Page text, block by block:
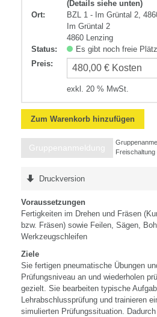
(Details siehe unten)
Ort:
BZL 1 - Im Grüntal 2,
Im Grüntal 2
4860 Lenzing
Status:
Es gibt noch freie
Preis:
exkl. 20 % MwSt.
Zum Warenkorb hinzufügen
Gruppenanmeldung
Freischaltung
Druckversion
Voraussetzungen
Fertigkeiten im Drehen und Fräsen
bzw. Fräsen) sowie Feilen, Sägen,
Werkzeugschleifen
Ziele
Sie fertigen pneumatische Übungen
Prüfungsniveau an und wiederholen
gezielt. Sie bearbeiten typische
Lehrabschlussprüfung und trainieren
simulierten Prüfungssituation.